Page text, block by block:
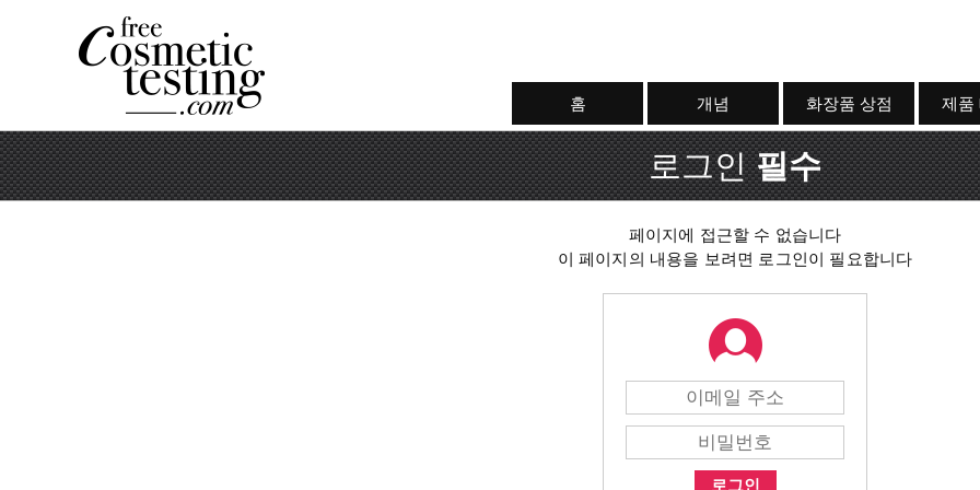
홈 개념 화장품 상점 제품
로그인필수
페이지에 접근할 수 없습니다
이 페이지의 내용을 보려면 로그인이 필요합니다
로그인